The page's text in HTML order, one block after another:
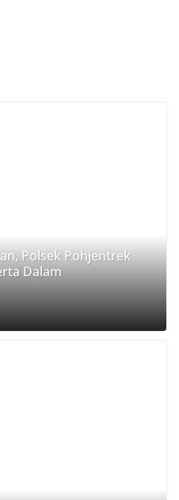
Polsek Pohjentrek
Dalam